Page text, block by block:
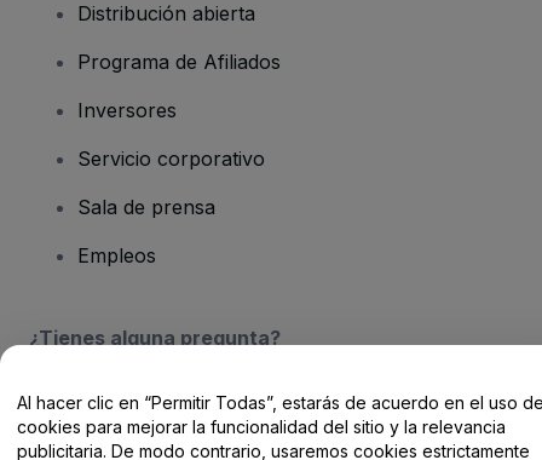
Distribución abierta
Programa de Afiliados
Inversores
Servicio corporativo
Sala de prensa
Empleos
¿Tienes alguna pregunta?
Centro de Ayuda / Contacto
Al hacer clic en “Permitir Todas”, estarás de acuerdo en el uso
cookies para mejorar la funcionalidad del sitio y la relevancia
publicitaria. De modo contrario, usaremos cookies estrictamente